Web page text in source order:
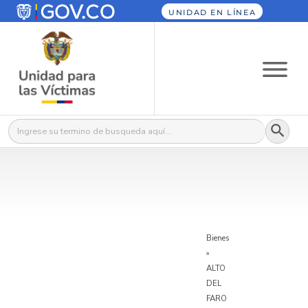
UNIDAD EN LÍNEA
Buscar: Botón
Bienes
»
ALTO
DEL
FARO